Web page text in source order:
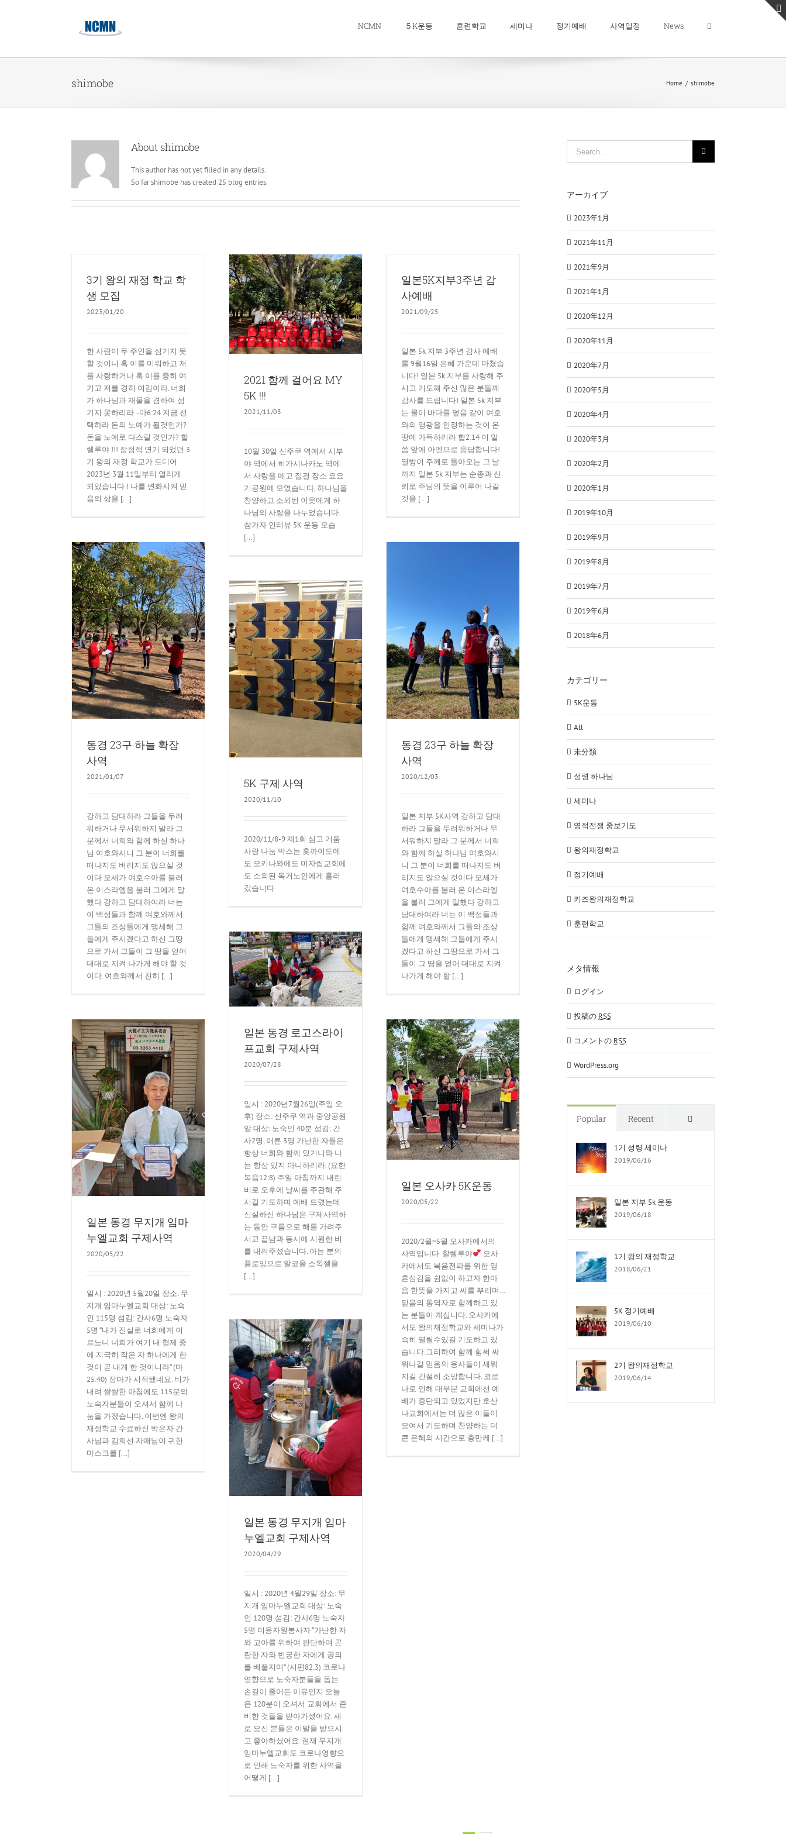
NCMN ５K운동 훈련학교 세미나 정기예배 사역일정 News
shimobe Home / shimobe
Aboutshimobe
This author has not yet filled in any details.
So far shimobe has created 25 blog entries.
3기 왕의 재정 학교 학
생 모집
2023/01/20
한 사람이 두 주인을 섬기지 못
할 것이니 혹 이를 미워하고 저
를 사랑하거나 혹 이를 중히 여
기고 저를 경히 여김이라. 너희
가 하나님과 재물을 겸하여 섬
기지 못하리라. -마6:24 지금 선
택하라 돈의 노예가 될것인가?
돈을 노예로 다스릴 것인가? 할
렐루야 !!! 잠정적 연기 되었던 3
기 왕의 재정 학교가 드디어
2023년 3월 11일부터 열리게
되었습니다 ! 나를 변화시켜 믿
음의 삶을 [...]
2021 함께 걸어요 MY 5K !!!
2021 함께 걸어요 MY
5K !!!
2021/11/03
10월 30일 신주쿠 역에서 시부
야 역에서 히가시나카노 역에
서 사랑을 메고 집결 장소 요요
기공원에 모였습니다. 하나님을
찬양하고 소외된 이웃에게 하
나님의 사랑을 나누었습니다.
참가자 인터뷰 5K 운동 모습
[...]
일본5K지부3주년 감
사예배
2021/09/25
일본 5k 지부 3주년 감사 예배
를 9월16일 은혜 가운데 마쳤습
니다! 일본 5k 지부를 사랑해 주
시고 기도해 주신 많은 분들께
감사를 드립니다! 일본 5k 지부
는 물이 바다를 덮음 같이 여호
와의 영광을 인정하는 것이 온
땅에 가득하리라 합2:14 이 말
씀 앞에 아멘으로 응답합니다!
열방이 주께로 돌아오는 그 날
까지 일본 5k 지부는 순종과 신
뢰로 주님의 뜻을 이루어 나갈
것을 [...]
동경 23구 하늘 확장
사역
2021/01/07
강하고 담대하라 그들을 두려
워하거나 무서워하지 말라 그
분께서 너희와 함께 하실 하나
님 여호와시니 그 분이 너희를
떠나지도 버리지도 않으실 것
이다 모세가 여호수아를 불러
온 이스라엘을 불러 그에게 말
했다 강하고 담대하여라 너는
이 백성들과 함께 여호와께서
그들의 조상들에게 맹세해 그
들에게 주시겠다고 하신 그땅
으로 가서 그들이 그 땅을 얻어
대대로 지켜 나가게 해야 할 것
이다. 여호와께서 친히 [...]
동경 23구 하늘 확장 사역
5K운동
동경 23구 하늘 확장
사역
2020/12/03
일본 지부 5K사역 강하고 담대
하라 그들을 두려워하거나 무
서워하지 말라 그 분께서 너희
와 함께 하실 하나님 여호와시
니 그 분이 너희를 떠나지도 버
리지도 않으실 것이다 모세가
여호수아를 불러 온 이스라엘
을 불러 그에게 말했다 강하고
담대하여라 너는 이 백성들과
함께 여호와께서 그들의 조상
들에게 맹세해 그들에게 주시
겠다고 하신 그땅으로 가서 그
들이 그 땅을 얻어 대대로 지켜
나가게 해야 할 [...]
5K 구제 사역
5K운동
5K 구제 사역
2020/11/10
2020/11/8-9 제1회 심고 거둠
사랑 나눔 박스는 홋까이도에
도 오키나와에도 미자립교회에
도 소외된 독거노인에게 흘러
갔습니다
일본 동경 로고스라이프교회
구제사역
일본 동경 로고스라이
프교회 구제사역
2020/07/28
일시 : 2020년7월26일(주일 오
후) 장소: 신주쿠 역과 중앙공원
앞 대상: 노숙인 40분 섬김: 간
사2명, 어른 3명 가난한 자들은
항상 너희와 함께 있거니와 나
는 항상 있지 아니하리라. (요한
복음12:8) 주일 아침까지 내린
비로 오후에 날씨를 주관해 주
시길 기도하며 예배 드렸는데
신실하신 하나님은 구제사역하
는 동안 구름으로 해를 가려주
시고 끝남과 동시에 시원한 비
를 내려주셨습니다. 아는 분의
플로잉으로 알코올 소독젤을
[...]
일본 동경 무지개 임마
누엘교회 구제사역
2020/05/22
일시 : 2020년 5월20일 장소: 무
지개 임마누엘교회 대상: 노숙
인 115명 섬김: 간사6명 노숙자
5명 “내가 진실로 너희에게 이
르노니 너희가 여기 내 형제 중
에 지극히 작은 자 하나에게 한
것이 곧 내게 한 것이니라” (마
25:40) 장마가 시작됐네요. 비가
내려 쌀쌀한 아침에도 115분의
노숙자분들이 오셔서 함께 나
눔을 가졌습니다. 이번엔 왕의
재정학교 수료하신 박은자 간
사님과 김희선 자매님이 귀한
마스크를 [...]
5K운동
일본 오사카 5K운동
2020/05/22
2020/2월~5월 오사카에서의
사역입니다. 할렐루야
오사
카에서도 복음전파를 위한 영
혼섬김을 쉼없이 하고자 한마
음 한뜻을 가지고 씨를 뿌리며…
믿음의 동역자로 함께하고 있
는 분들이 계십니다. 오사카에
서도 왕의재정학교와 세미나가
속히 열릴수있길 기도하고 있
습니다.그리하여 함께 힘써 싸
워나갈 믿음의 용사들이 세워
지길 간절히 소망합니다. 코로
나로 인해 대부분 교회에선 예
배가 중단되고 있었지만 호산
나교회에서는 더 많은 이들이
모여서 기도하며 찬양하는 더
큰 은혜의 시간으로 충만케 [...]
일본 동경 무지개 임마누엘교
회 구제사역
5K운동
일본 동경 무지개 임마
누엘교회 구제사역
2020/04/29
일시 : 2020년 4월29일 장소: 무
지개 임마누엘교회 대상: 노숙
인 120명 섬김: 간사6명 노숙자
5명 미용자원봉사자 “가난한 자
와 고아를 위하여 판단하며 곤
란한 자와 빈궁한 자에게 공의
를 베풀지며” (시편82:3) 코로나
영향으로 노숙자분들을 돕는
손길이 줄어든 이유인지 오늘
은 120분이 오셔서 교회에서 준
비한 것들을 받아가셨어요. 새
로 오신 분들은 이발을 받으시
고 좋아하셨어요. 현재 무지개
임마누엘교회도 코로나영향으
로 인해 노숙자를 위한 사역을
어떻게 [...]
アーカイブ
2023年1月
2021年11月
2021年9月
2021年1月
2020年12月
2020年11月
2020年7月
2020年5月
2020年4月
2020年3月
2020年2月
2020年1月
2019年10月
2019年9月
2019年8月
2019年7月
2019年6月
2018年6月
カテゴリー
5K운동
All
未分類
성령 하나님
세미나
영적전쟁 중보기도
왕의재정학교
정기예배
키즈왕의재정학교
훈련학교
メタ情報
ログイン
投稿の RSS
コメントの RSS
WordPress.org
Popular Recent Comments
1기 성령 세미나
2019/06/16
일본 지부 5k 운동
2019/06/18
1기 왕의 재정학교
2018/06/21
5K 정기예배
2019/06/10
2기 왕의재정학교
2019/06/14